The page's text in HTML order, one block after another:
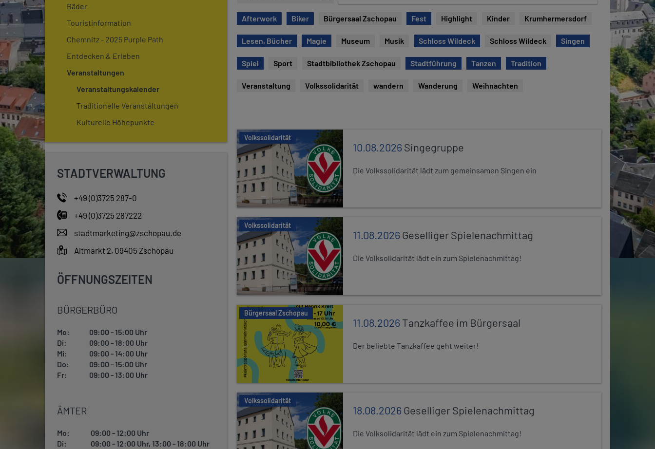
Bäder
Touristinformation
Chemnitz - 2025 Purple Path
Entdecken & Erleben
Veranstaltungen
Veranstaltungskalender
Traditionelle Veranstaltungen
Kulturelle Höhepunkte
STADTVERWALTUNG
+49 (0)3725 287-0
+49 (0)3725 287222
stadtmarketing@zschopau.de
Altmarkt 2, 09405 Zschopau
ÖFFNUNGSZEITEN
BÜRGERBÜRO
Mo:
09:00 - 15:00 Uhr
Di:
09:00 - 18:00 Uhr
Mi:
09:00 - 14:00 Uhr
Do:
09:00 - 15:00 Uhr
Fr:
09:00 - 13:00 Uhr
ÄMTER
Mo:
09:00 - 12:00 Uhr
Di:
09:00 - 12:00 Uhr, 13:00 - 18:00 Uhr
t
t
u
h
Afterwork Biker Bürgersaal Zschopau Fest Highlight Kinder Krumhermersdorf
Lesen, Bücher Magie Museum Musik Schloss Wildeck Schloss Wildeck Singen
Spiel Sport Stadtbibliothek Zschopau Stadtführung Tanzen Tradition
Veranstaltung Volkssolidarität wandern Wanderung Weihnachten
Volkssolidarität
10.08.2026Singegruppe
Die Volkssolidarität lädt zum gemeinsamen Singen ein
Volkssolidarität
11.08.2026Geselliger Spielenachmittag
Die Volksolidarität lädt ein zum Spielenachmittag!
Bürgersaal Zschopau
11.08.2026Tanzkaffee im Bürgersaal
Der beliebte Tanzkaffee geht weiter!
Volkssolidarität
18.08.2026Geselliger Spielenachmittag
Die Volksolidarität lädt ein zum Spielenachmittag!